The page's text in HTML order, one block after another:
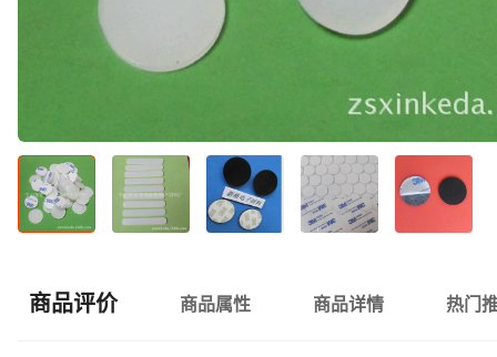
商品评价 商品属性 商品详情 热门